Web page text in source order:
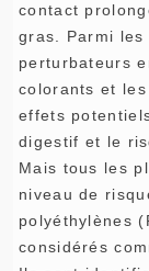
contact
gras. Parmi
perturbateurs
colorants et
effets
digestif et le
Mais tous les
niveau de
polyéthylènes
considérés